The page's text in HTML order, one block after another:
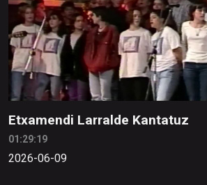
Etxamendi Larralde Kantatuz
01:29:19
2026-06-09